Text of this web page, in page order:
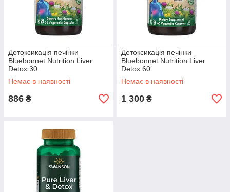
Детоксикація печінки
Bluebonnet Nutrition Liver
Detox 30
Немає в наявності
886 ₴
Детоксикація печінки
Bluebonnet Nutrition Liver
Detox 60
Немає в наявності
1 300 ₴